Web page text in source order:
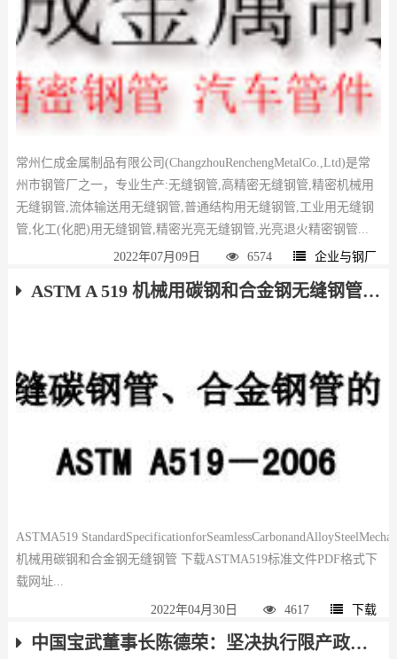
常州仁成金属制品有限公司(ChangzhouRenchengMetalCo.,Ltd)是常
州市钢管厂之一，专业生产:无缝钢管,高精密无缝钢管,精密机械用
无缝钢管,流体输送用无缝钢管,普通结构用无缝钢管,工业用无缝钢
管,化工(化肥)用无缝钢管,精密光亮无缝钢管,光亮退火精密钢管...
2022年07月09日 6574 企业与钢厂
ASTM A 519 机械用碳钢和合金钢无缝钢管 下载
ASTMA519
机械用碳钢和合金钢无缝钢管 下载ASTMA519标准文件PDF格式下
载网址...
2022年04月30日 4617 下载
中国宝武董事长陈德荣：坚决执行限产政策不含糊